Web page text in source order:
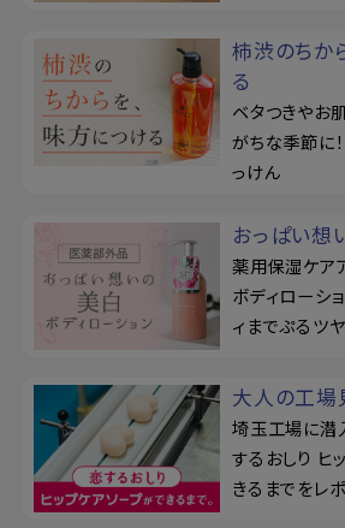
柿渋のちか
る
ベタつきやお
がちな季節に
っけん
おっぱい想
薬用保湿ケア
ボディローシ
ィまでぷるツ
大人の工場
埼玉工場に潜
するおしり ヒ
きるまでをレ